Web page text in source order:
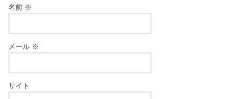
名前 ※
メール ※
サイト